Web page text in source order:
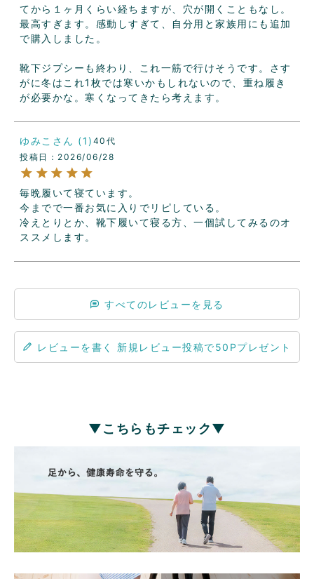
てから１ヶ月くらい経ちますが、穴が開くこともなし。
最高すぎます。感動しすぎて、自分用と家族用にも追加
で購入しました。
靴下ジプシーも終わり、これ一筋で行けそうです。さす
がに冬はこれ1枚では寒いかもしれないので、重ね履き
が必要かな。寒くなってきたら考えます。
ゆみこ 1
40代
投稿日
2026/06/28
毎晩履いて寝ています。
今までで一番お気に入りでリピしている。
冷えとりとか、靴下履いて寝る方、一個試してみるのオ
ススメします。
すべてのレビューを見る
レビューを書く
▼こちらもチェック▼